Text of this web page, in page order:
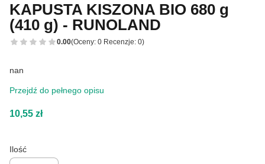
KAPUSTA KISZONA BIO 680 g
(410 g) - RUNOLAND
0.00(Oceny: 0 Recenzje: 0)
nan
Przejdź do pełnego opisu
Cena
10,55 zł
Ilość